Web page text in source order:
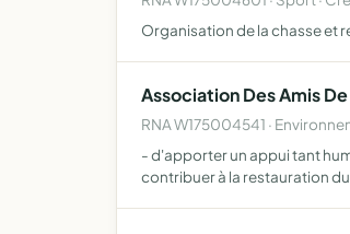
Organisation de la chasse et
Association Des Amis
RNA W175004541 ·
- d'apporter un appui tant
contribuer à la restauration